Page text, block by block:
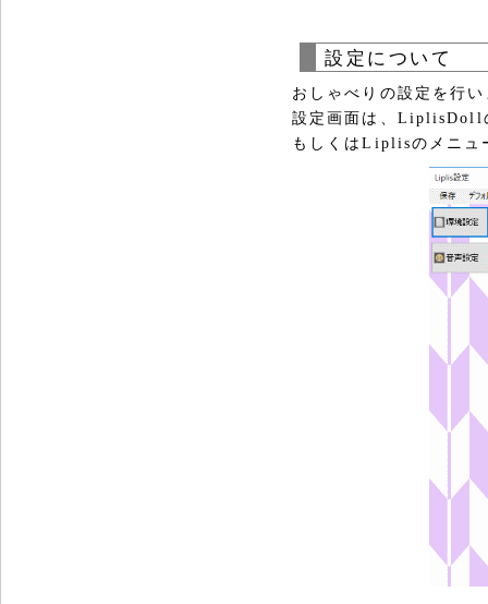
設定について
おしゃべりの設定を行
設定画面は、LiplisDoll
もしくはLiplisのメニュ